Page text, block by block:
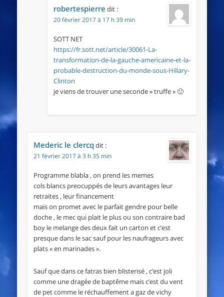
robertespierre dit :
20 février 2017 à 17 h 39 min
SOTT NET
https://fr.sott.net/article/30061-La-
transformation-de-la-gauche-americaine-et-la-
probable-destruction-du-monde-sous-Hillary-
Clinton
je viens de trouver une seconde » truffe » 🙂
Mederic le clercqdit :
21 février 2017 à 3 h 35 min
Programme blabla , on prend les memes
cols blancs preocuppés de leurs avantages leur
retraites , leur financement
mais on promet avec le parfait gendre pour belle
doche , le mec qui plait le plus ou son contraire bad
boy le melange des deux fait un carton et c’est
presque dans le sac sauf pour les naufrageurs avec
plats « en marinades ».
Sauf que dans ce fatras bien blisterisé , c’est joli
comme une dragée de baptême mais c’est du vent
de pet comme le réchauffement a gaz de vichy